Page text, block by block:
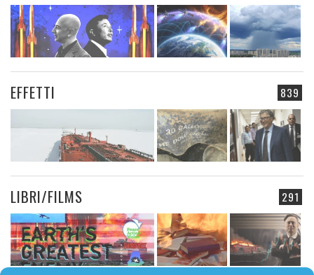
839
EFFETTI
291
LIBRI/FILMS